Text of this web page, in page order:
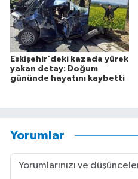
Eskişehir'deki kazada yürek
yakan detay: Doğum
gününde hayatını kaybetti
Yorumlar